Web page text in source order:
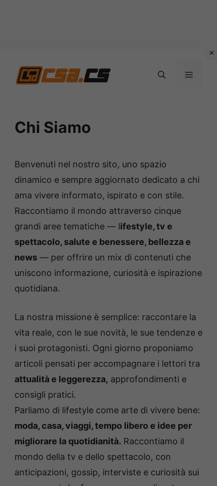
contenuto
MENU
Chi Siamo
Benvenuti nel nostro sito, uno spazio
dinamico e sempre aggiornato dedicato a chi
ama vivere informato, ispirato e con stile.
Raccontiamo il mondo attraverso cinque
grandi aree tematiche — lifestyle, tv e
spettacolo, salute e benessere, bellezza e
news — per offrire un mix di contenuti che
uniscono informazione, curiosità e ispirazione
quotidiana.
La nostra missione è semplice: raccontare la
vita reale, con le sue novità, le sue tendenze e
i suoi protagonisti. Ogni giorno proponiamo
articoli pensati per accompagnare i lettori tra
attualità e leggerezza, approfondimenti e
consigli pratici.
Parliamo di lifestyle come arte di vivere bene:
moda, casa, viaggi, tempo libero e idee per
migliorare la quotidianità. Raccontiamo il
mondo della tv e dello spettacolo, con
anticipazioni, gossip, interviste e curiosità sui